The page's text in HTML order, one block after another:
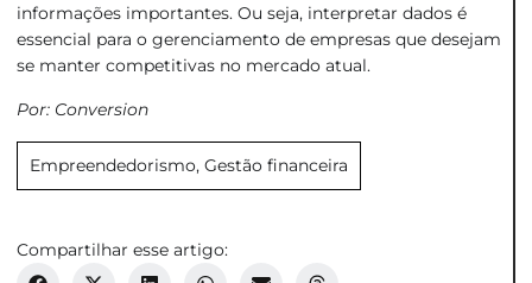
informações importantes. Ou seja, interpretar dados é
essencial para o gerenciamento de empresas que desejam
se manter competitivas no mercado atual.
Por: Conversion
Empreendedorismo, Gestão financeira
Compartilhar esse artigo: